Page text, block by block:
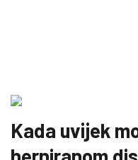
Kada uvijek